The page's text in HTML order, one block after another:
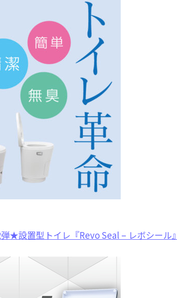
★設置型トイレ『Revo Seal – レボシール』